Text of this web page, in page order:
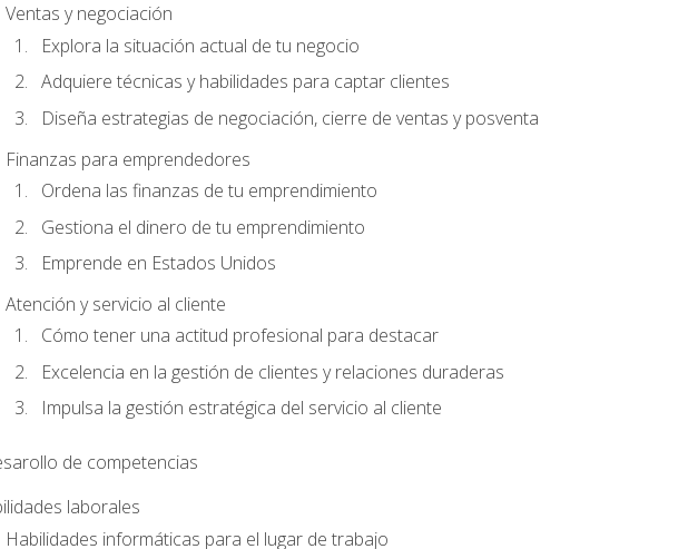
Ventas y negociación
Explora la situación actual de tu negocio
Adquiere técnicas y habilidades para captar clientes
Diseña estrategias de negociación, cierre de ventas y posventa
Finanzas para emprendedores
Ordena las finanzas de tu emprendimiento
Gestiona el dinero de tu emprendimiento
Emprende en Estados Unidos
Atención y servicio al cliente
Cómo tener una actitud profesional para destacar
Excelencia en la gestión de clientes y relaciones duraderas
Impulsa la gestión estratégica del servicio al cliente
de competencias
laborales
Habilidades informáticas para el lugar de trabajo